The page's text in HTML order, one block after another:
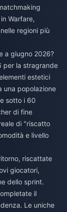
Warfare,
regioni più
a giugno 2026?
per la stragrande
estetici
una popolazione
sotto i 60
di fine
di "riscatto
e livello
riscattate
giocatori,
dello sprint.
il
Le uniche